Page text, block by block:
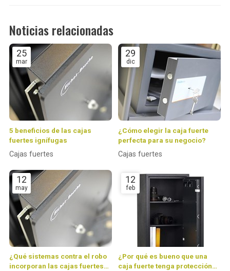
Noticias relacionadas
25
mar
5 beneficios de las cajas
fuertes ignífugas
Cajas fuertes
29
dic
¿Cómo elegir la caja fuerte
perfecta para su negocio?
Cajas fuertes
12
may
¿Qué sistemas contra el robo
incorporan las cajas fuertes
12
feb
¿Por qué es bueno que una
caja fuerte tenga protección